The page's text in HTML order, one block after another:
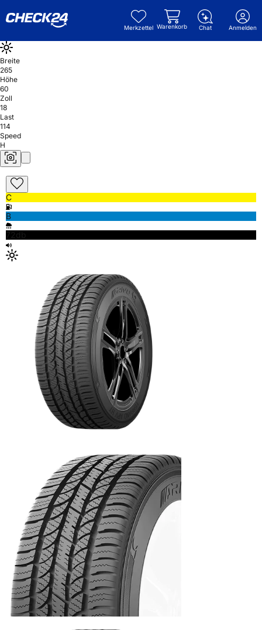
Merkzettel Warenkorb Chat Anmelden
Breite
265
Höhe
60
Zoll
18
Last
114
Speed
H
C
B
72db